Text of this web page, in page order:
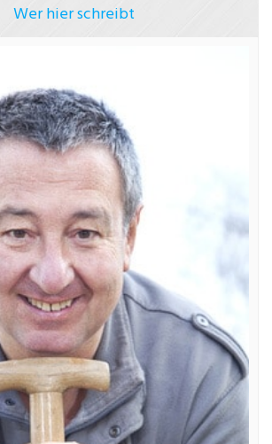
Wer hier schreibt